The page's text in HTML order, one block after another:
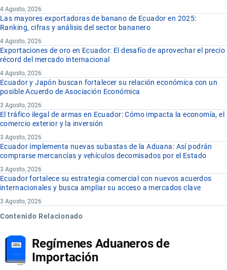
4 Agosto, 2026
Las mayores exportadoras de banano de Ecuador en 2025:
Ranking, cifras y análisis del sector bananero
4 Agosto, 2026
Exportaciones de oro en Ecuador: El desafío de aprovechar el precio
récord del mercado internacional
4 Agosto, 2026
Ecuador y Japón buscan fortalecer su relación económica con un
posible Acuerdo de Asociación Económica
3 Agosto, 2026
El tráfico ilegal de armas en Ecuador: Cómo impacta la economía, el
comercio exterior y la inversión
3 Agosto, 2026
Ecuador implementa nuevas subastas de la Aduana: Así podrán
comprarse mercancías y vehículos decomisados por el Estado
3 Agosto, 2026
Ecuador fortalece su estrategia comercial con nuevos acuerdos
internacionales y busca ampliar su acceso a mercados clave
3 Agosto, 2026
Contenido Relacionado
Regímenes Aduaneros de
Importación